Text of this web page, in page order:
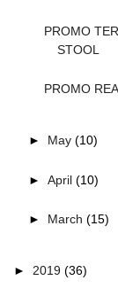
PROMO
STOOL
PROMO
► May (10)
► April (10)
► March (15)
► 2019 (36)